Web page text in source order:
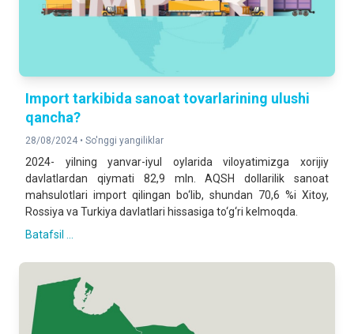
Import tarkibida sanoat tovarlarining ulushi
qancha?
28/08/2024 • So'nggi yangiliklar
2024- yilning yanvar-iyul oylarida viloyatimizga xorijiy
davlatlardan qiymati 82,9 mln. AQSH dollarilik sanoat
mahsulotlari import qilingan bo‘lib, shundan 70,6 %i Xitoy,
Rossiya va Turkiya davlatlari hissasiga to‘g‘ri kelmoqda.
Batafsil ...